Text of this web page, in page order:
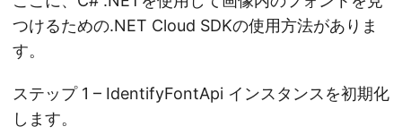
つけるための.NET Cloud SDKの使用方法がありま
す。
ステップ 1 – IdentifyFontApi インスタンスを初期化
します。